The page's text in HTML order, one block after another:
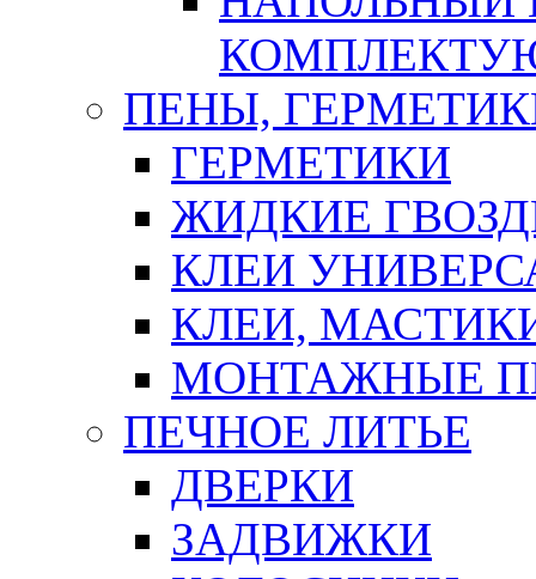
ПЕНЫ,
ГЕРМЕТИКИ
ЖИДКИЕ
КЛЕИ
КЛЕИ,
МОНТАЖНЫЕ
ПЕЧНОЕ ЛИТЬЕ
ДВЕРКИ
ЗАДВИЖКИ